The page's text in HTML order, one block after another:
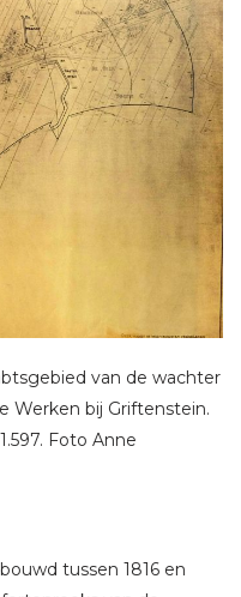
van de wachter
Werken bij Griftenstein.
Foto Anne
tussen 1816 en